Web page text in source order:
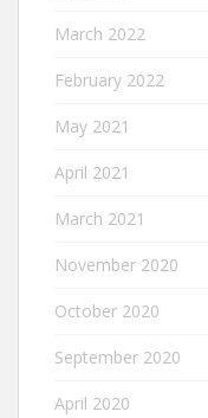
March 2022
February 2022
May 2021
April 2021
March 2021
November 2020
October 2020
September 2020
April 2020